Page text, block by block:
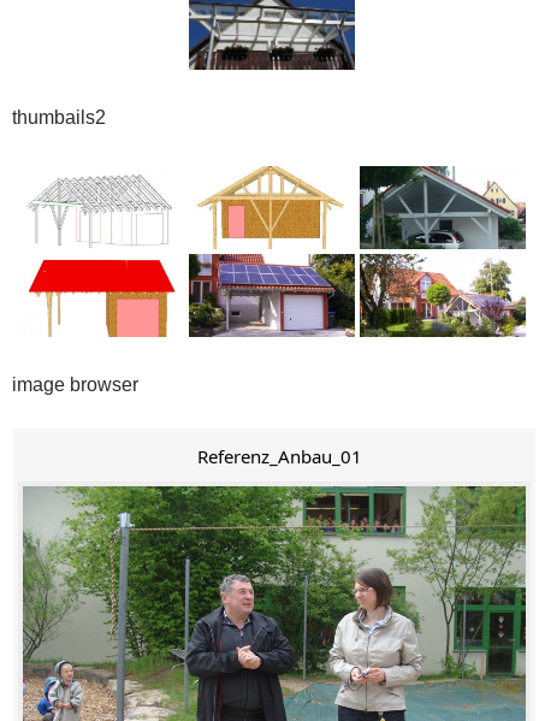
thumbails2
image browser
Referenz_Anbau_01